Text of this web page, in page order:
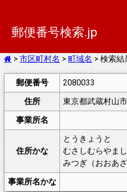
郵便番号検索.jp
> 市区町村名 > 町域名 > 検索結
郵便番号
2080033
住所
東京都武蔵村山
事業所名
住所かな
とうきょうと
むさしむらやまし
みつぎ（おおあざ
事業所名かな